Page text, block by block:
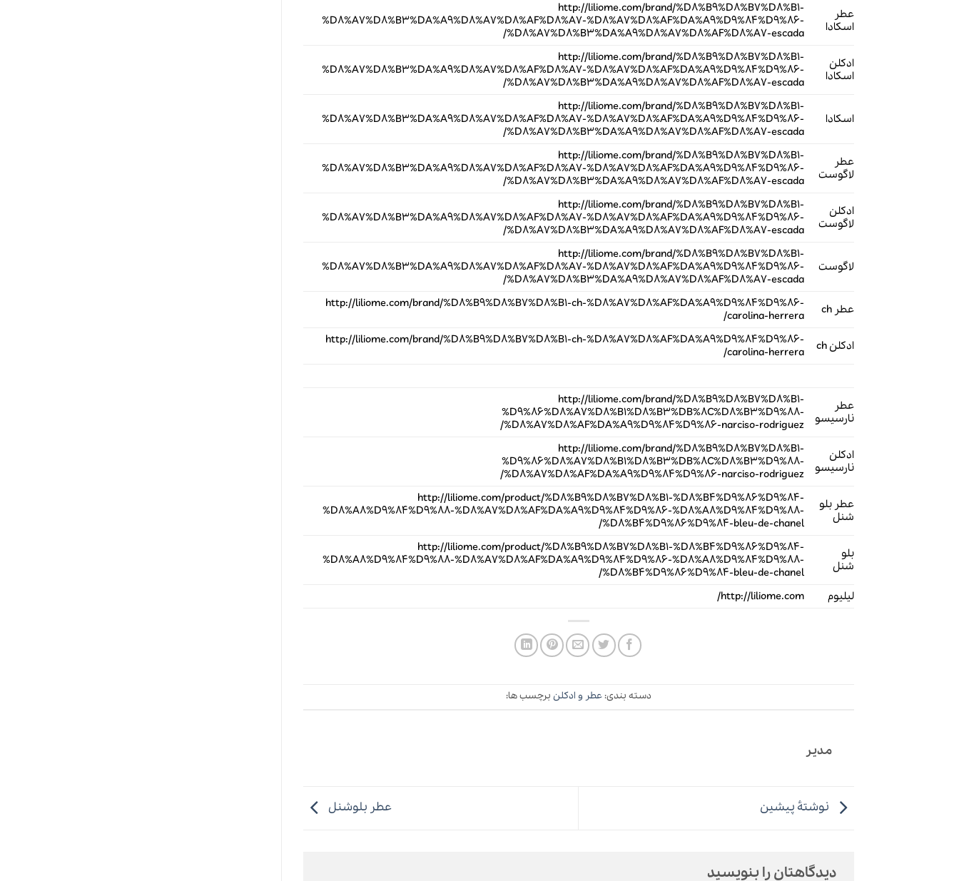
عطر
اسکادا
http://liliome.com/brand/%D8%B9%D8%B7%D8%B1-
%D8%A7%D8%B3%DA%A9%D8%A7%D8%AF%D8%A7-%D8%A7%D8%AF%DA%A9%D9%84%D9%86-
%D8%A7%D8%B3%DA%A9%D8%A7%D8%AF%D8%A7-escada/
ادکلن
اسکادا
http://liliome.com/brand/%D8%B9%D8%B7%D8%B1-
%D8%A7%D8%B3%DA%A9%D8%A7%D8%AF%D8%A7-%D8%A7%D8%AF%DA%A9%D9%84%D9%86-
%D8%A7%D8%B3%DA%A9%D8%A7%D8%AF%D8%A7-escada/
اسکادا
http://liliome.com/brand/%D8%B9%D8%B7%D8%B1-
%D8%A7%D8%B3%DA%A9%D8%A7%D8%AF%D8%A7-%D8%A7%D8%AF%DA%A9%D9%84%D9%86-
%D8%A7%D8%B3%DA%A9%D8%A7%D8%AF%D8%A7-escada/
عطر
لاگوست
http://liliome.com/brand/%D8%B9%D8%B7%D8%B1-
%D8%A7%D8%B3%DA%A9%D8%A7%D8%AF%D8%A7-%D8%A7%D8%AF%DA%A9%D9%84%D9%86-
%D8%A7%D8%B3%DA%A9%D8%A7%D8%AF%D8%A7-escada/
ادکلن
لاگوست
http://liliome.com/brand/%D8%B9%D8%B7%D8%B1-
%D8%A7%D8%B3%DA%A9%D8%A7%D8%AF%D8%A7-%D8%A7%D8%AF%DA%A9%D9%84%D9%86-
%D8%A7%D8%B3%DA%A9%D8%A7%D8%AF%D8%A7-escada/
لاگوست
http://liliome.com/brand/%D8%B9%D8%B7%D8%B1-
%D8%A7%D8%B3%DA%A9%D8%A7%D8%AF%D8%A7-%D8%A7%D8%AF%DA%A9%D9%84%D9%86-
%D8%A7%D8%B3%DA%A9%D8%A7%D8%AF%D8%A7-escada/
عطر ch
http://liliome.com/brand/%D8%B9%D8%B7%D8%B1-ch-%D8%A7%D8%AF%DA%A9%D9%84%D9%86-
carolina-herrera/
ادکلن ch
http://liliome.com/brand/%D8%B9%D8%B7%D8%B1-ch-%D8%A7%D8%AF%DA%A9%D9%84%D9%86-
carolina-herrera/
عطر
نارسیسو
http://liliome.com/brand/%D8%B9%D8%B7%D8%B1-
%D9%86%D8%A7%D8%B1%D8%B3%DB%8C%D8%B3%D9%88-
%D8%A7%D8%AF%DA%A9%D9%84%D9%86-narciso-rodriguez/
ادکلن
نارسیسو
http://liliome.com/brand/%D8%B9%D8%B7%D8%B1-
%D9%86%D8%A7%D8%B1%D8%B3%DB%8C%D8%B3%D9%88-
%D8%A7%D8%AF%DA%A9%D9%84%D9%86-narciso-rodriguez/
عطر بلو
شنل
http://liliome.com/product/%D8%B9%D8%B7%D8%B1-%D8%B4%D9%86%D9%84-
%D8%A8%D9%84%D9%88-%D8%A7%D8%AF%DA%A9%D9%84%D9%86-%D8%A8%D9%84%D9%88-
%D8%B4%D9%86%D9%84-bleu-de-chanel/
بلو
شنل
http://liliome.com/product/%D8%B9%D8%B7%D8%B1-%D8%B4%D9%86%D9%84-
%D8%A8%D9%84%D9%88-%D8%A7%D8%AF%DA%A9%D9%84%D9%86-%D8%A8%D9%84%D9%88-
%D8%B4%D9%86%D9%84-bleu-de-chanel/
لیلیوم
http://liliome.com/
دسته بندی:عطر و ادکلن برچسب ها:
مدیر
نوشتهٔ پیشین عطر بلوشنل
دیدگاهتان را بنویسید